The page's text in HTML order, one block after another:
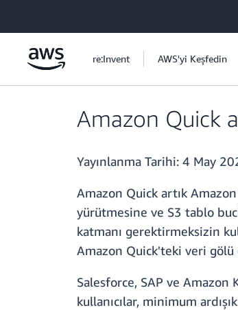
re:Invent AWS'yi Keşfedin
Amazon Quick
Yayınlanma Tarihi: 4 May
Amazon Quick artık
yürütmesine ve S3 tablo
katmanı gerektirmeksizin
Amazon Quick'teki veri
Salesforce, SAP ve
kullanıcılar, minimum